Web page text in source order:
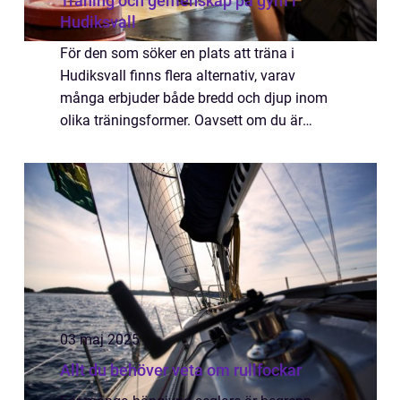
Hudiksvall
För den som söker en plats att träna i
Hudiksvall finns flera alternativ, varav
många erbjuder både bredd och djup inom
olika träningsformer. Oavsett om du är
03 maj 2025
Allt du behöver veta om rullfockar